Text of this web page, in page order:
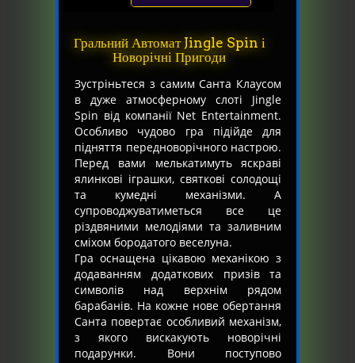
Гральний Автомат Jingle Spin і
Новорічні Пригоди
Зустріньтеся з самим Санта Клаусом
в дуже атмосферному слоті Jingle
Spin від компанії Net Entertainment.
Особливо чудово гра підійде для
підняття передноворічного настрою.
Перед вами мелькатимуть яскраві
ялинкові іграшки, святкові солодощі
та кумедні механізми. А
супроводжуватиметься все це
різдвяними мелодіями та заливним
сміхом бородатого веселуна.
Гра оснащена цікавою механікою з
додаванням додаткових призів та
символів над верхнім рядом
барабанів. На кожне нове обертання
Санта повертає особливий механізм,
з якого вискакують новорічні
подарунки. Вони поступово